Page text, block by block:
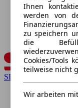
SEAT
Ihnen
werden von
zu speichern
die
Cookies/Tools
teilweise nicht
Wir arbeiten